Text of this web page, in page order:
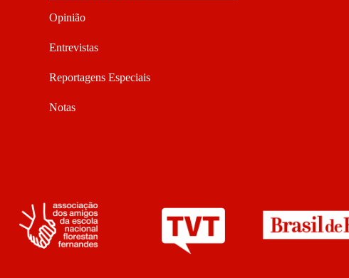
Opinião
Entrevistas
Reportagens Especiais
Notas